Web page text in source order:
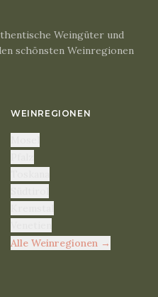
Weingüter und
schönsten Weinregionen
WEINREGIONEN
Alle Weinregionen →